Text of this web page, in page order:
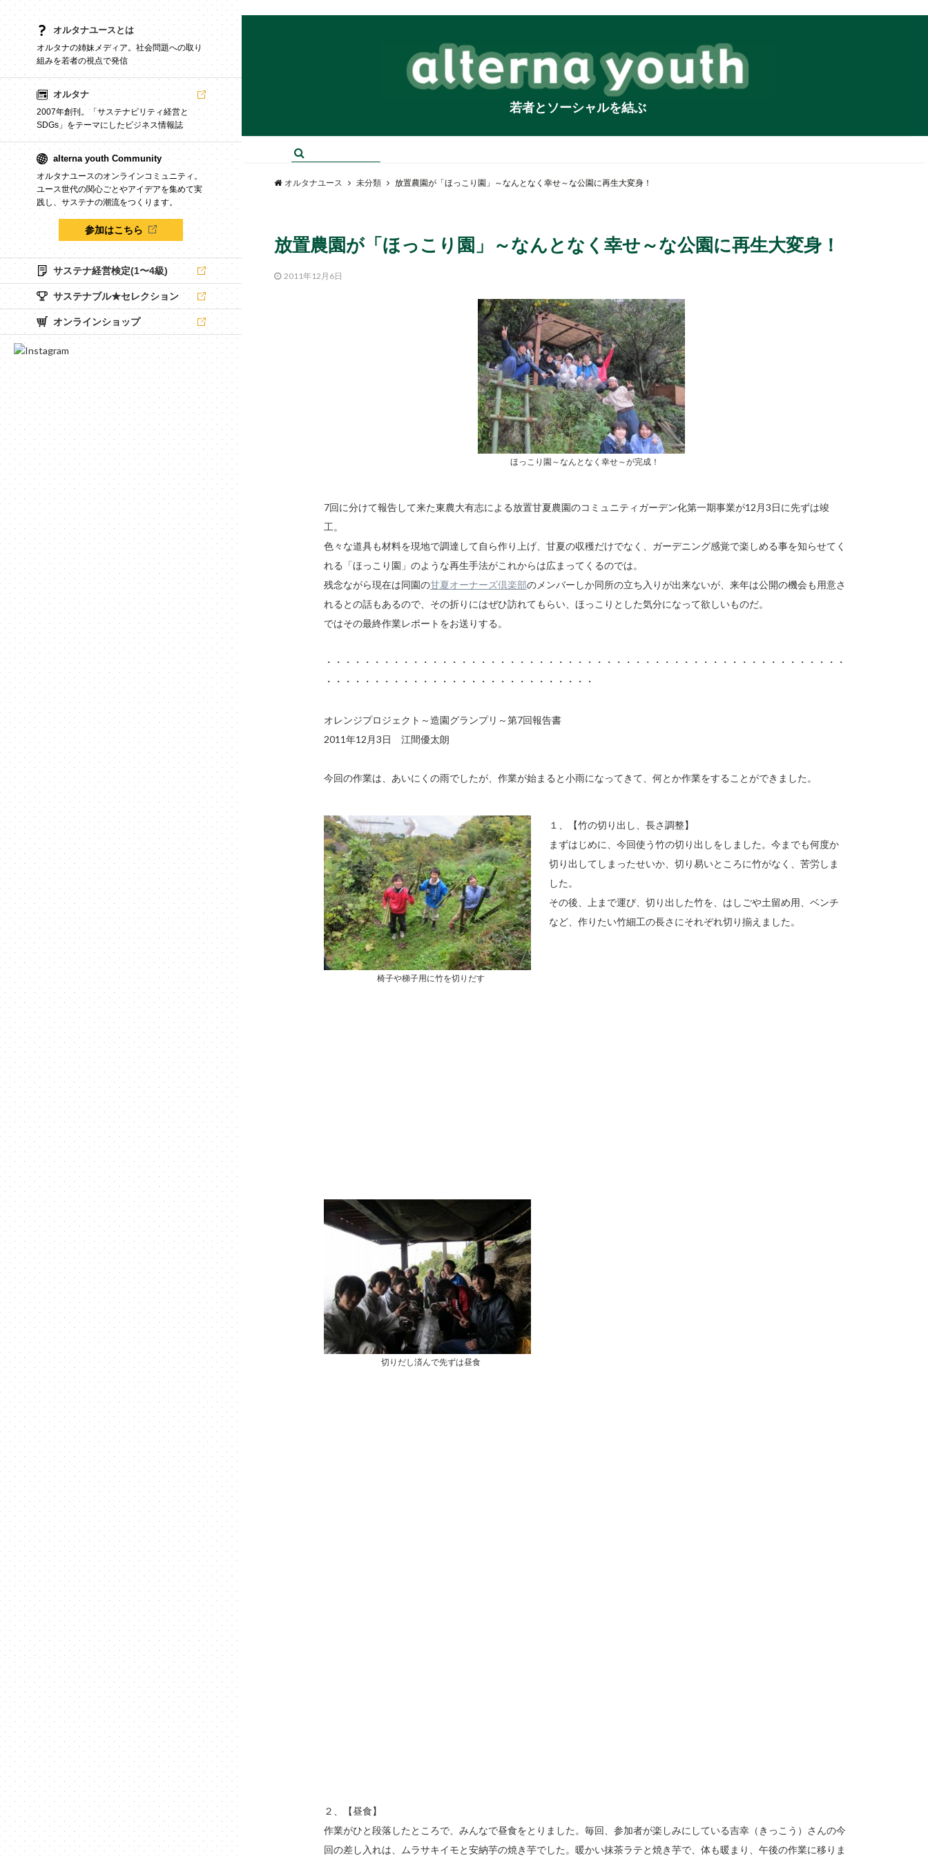
オルタナユースとは
オルタナの姉妹メディア。社会問題への取り
組みを若者の視点で発信
オルタナ
2007年創刊。「サステナビリティ経営と
SDGs」をテーマにしたビジネス情報誌
alterna youth Community
オルタナユースのオンラインコミュニティ。
ユース世代の関心ごとやアイデアを集めて実
践し、サステナの潮流をつくります。
参加はこちら
サステナ経営検定(1〜4級)
サステナブル★セレクション
オンラインショップ
若者とソーシャルを結ぶ
オルタナユース 未分類 放置農園が「ほっこり園」～なんとなく幸せ～な公園に再生大変身！
放置農園が「ほっこり園」～なんとなく幸せ～な公園に再生大変身！
2011年12月6日
ほっこり園～なんとなく幸せ～が完成！
7回に分けて報告して来た東農大有志による放置甘夏農園のコミュニティガーデン化第一期事業が12月3日に先ずは竣
工。
色々な道具も材料を現地で調達して自ら作り上げ、甘夏の収穫だけでなく、ガーデニング感覚で楽しめる事を知らせてく
れる「ほっこり園」のような再生手法がこれからは広まってくるのでは。
残念ながら現在は同園の甘夏オーナーズ倶楽部のメンバーしか同所の立ち入りが出来ないが、来年は公開の機会も用意さ
れるとの話もあるので、その折りにはぜひ訪れてもらい、ほっこりとした気分になって欲しいものだ。
ではその最終作業レポートをお送りする。
・・・・・・・・・・・・・・・・・・・・・・・・・・・・・・・・・・・・・・・・・・・・・・・・・・・・・・
・・・・・・・・・・・・・・・・・・・・・・・・・・・・
オレンジプロジェクト～造園グランプリ～第7回報告書
2011年12月3日 江間優太朗
今回の作業は、あいにくの雨でしたが、作業が始まると小雨になってきて、何とか作業をすることができました。
椅子や梯子用に竹を切りだす
１、【竹の切り出し、長さ調整】
まずはじめに、今回使う竹の切り出しをしました。今までも何度か
切り出してしまったせいか、切り易いところに竹がなく、苦労しま
した。
その後、上まで運び、切り出した竹を、はしごや土留め用、ベンチ
など、作りたい竹細工の長さにそれぞれ切り揃えました。
切りだし済んで先ずは昼食
２、【昼食】
作業がひと段落したところで、みんなで昼食をとりました。毎回、参加者が楽しみにしている吉幸（きっこう）さんの今
回の差し入れは、ムラサキイモと安納芋の焼き芋でした。暖かい抹茶ラテと焼き芋で、体も暖まり、午後の作業に移りま